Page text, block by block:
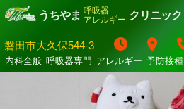
うちやま 呼吸器
アレルギー クリニック
磐田市大久保544-3
内科全般 呼吸器専門 アレルギー 予防接種